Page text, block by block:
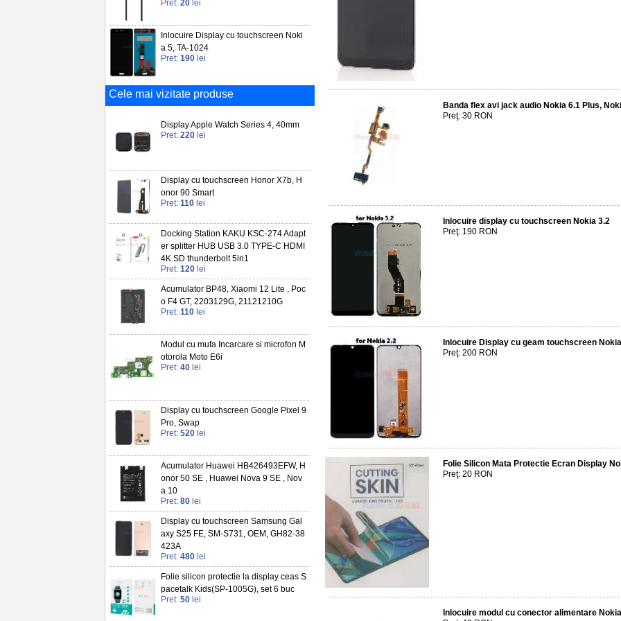
Pret: 20 lei
Inlocuire Display cu touchscreen Noki
a 5, TA-1024
Pret: 190 lei
Cele mai vizitate produse
Display Apple Watch Series 4, 40mm
Pret: 220 lei
Display cu touchscreen Honor X7b, H
onor 90 Smart
Pret: 110 lei
Docking Station KAKU KSC-274 Adapt
er splitter HUB USB 3.0 TYPE-C HDMI
4K SD thunderbolt 5in1
Pret: 120 lei
Acumulator BP48, Xiaomi 12 Lite , Poc
o F4 GT, 2203129G, 21121210G
Pret: 110 lei
Modul cu mufa Incarcare si microfon M
otorola Moto E6i
Pret: 40 lei
Display cu touchscreen Google Pixel 9
Pro, Swap
Pret: 520 lei
Acumulator Huawei HB426493EFW, H
onor 50 SE , Huawei Nova 9 SE , Nov
a 10
Pret: 80 lei
Display cu touchscreen Samsung Gal
axy S25 FE, SM-S731, OEM, GH82-38
423A
Pret: 480 lei
Folie silicon protectie la display ceas S
pacetalk Kids(SP-1005G), set 6 buc
Pret: 50 lei
Banda flex avi jack audio Nokia 6.1 Plus,
Preţ: 30 RON
Inlocuire display cu touchscreen Nokia 3.2
Preţ: 190 RON
Inlocuire Display cu geam touchscreen
Preţ: 200 RON
Folie Silicon Mata Protectie Ecran Display
Preţ: 20 RON
Inlocuire modul cu conector alimentare